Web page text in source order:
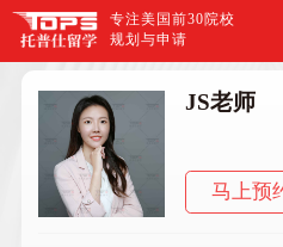
专注美国前30院校
规划与申请
JS老师
马上预